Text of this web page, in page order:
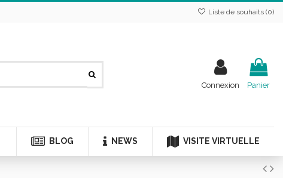
Liste de souhaits (0)
Connexion Panier
VISITE VIRTUELLE
NEWS
BLOG